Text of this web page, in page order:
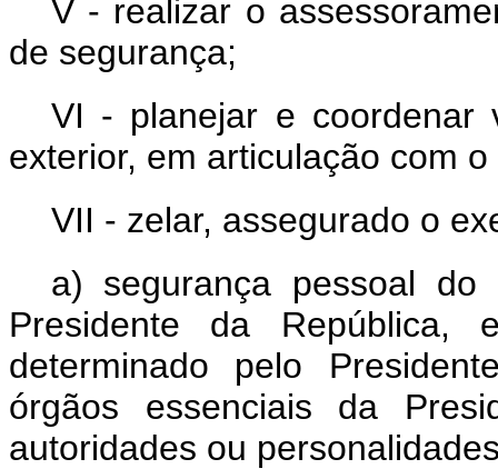
V - realizar o
de segurança;
VI - planejar e coordenar
exterior, em articulação com
VII - zelar, assegurado o
a) segurança pessoal do
Presidente da
determinado pelo
órgãos essenciais da
autoridades ou